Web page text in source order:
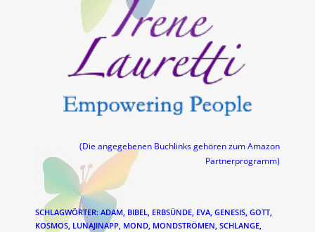
(Die angegebenen Buchlinks gehören zum Amazon
Partnerprogramm)
SCHLAGWÖRTER: ADAM BIBEL ERBSÜNDE EVA GENESIS GOTT
KOSMOS LUNAJINAPP MOND MONDSTRÖMEN SCHLANGE